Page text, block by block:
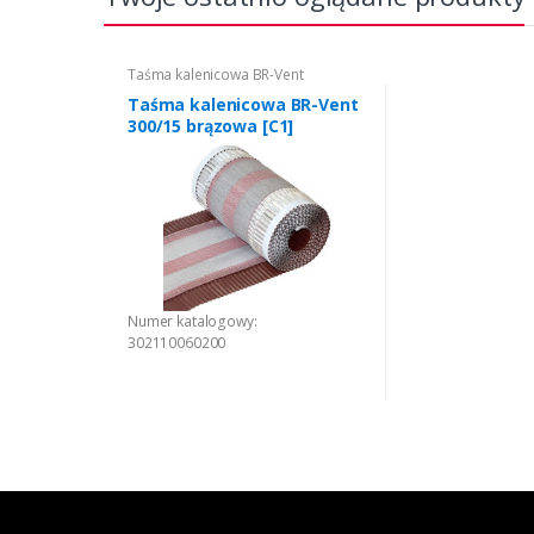
Taśma kalenicowa BR-Vent
Taśma kalenicowa BR-Vent
300/15 brązowa [C1]
Numer katalogowy:
302110060200